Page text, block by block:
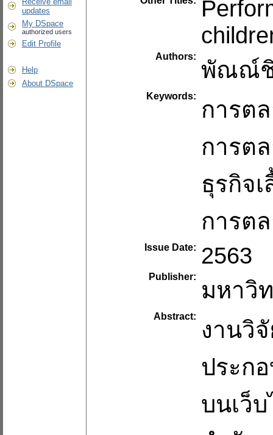
updates
My DSpace
authorized users
Edit Profile
Help
About DSpace
Authors:
พัณณ์ชิ
Keywords:
การต
การต
ธุรกิจเ
การต
Issue Date: 2563
Publisher:
มหาวิ
Abstract:
งานวิ
ประก
บนเว็